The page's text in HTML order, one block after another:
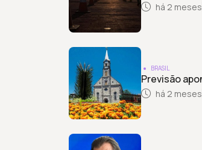
há 2 meses
BRASIL
Previsão
há 2 meses